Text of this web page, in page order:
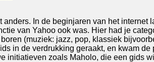
In de beginjaren van het internet
van Yahoo ook was. Hier had je
(muziek: jazz, pop, klassiek
in de verdrukking geraakt, en kwam
initiatieven zoals Maholo, die een gids